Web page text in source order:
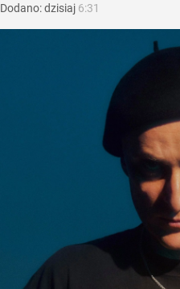
Dodano:dzisiaj 6:31